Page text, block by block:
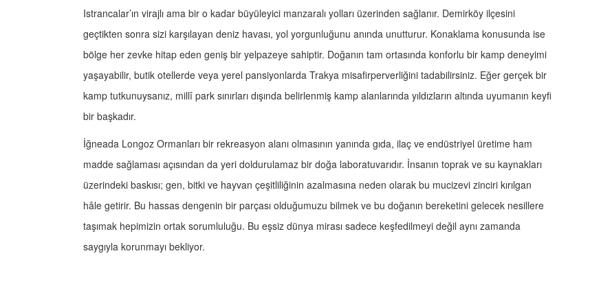
Istrancalar’ın virajlı ama bir o kadar büyüleyici manzaralı yolları üzerinden sağlanır. Demirköy ilçesini
geçtikten sonra sizi karşılayan deniz havası, yol yorgunluğunu anında unutturur. Konaklama konusunda ise
bölge her zevke hitap eden geniş bir yelpazeye sahiptir. Doğanın tam ortasında konforlu bir kamp deneyimi
yaşayabilir, butik otellerde veya yerel pansiyonlarda Trakya misafirperverliğini tadabilirsiniz. Eğer gerçek bir
kamp tutkunuysanız, millî park sınırları dışında belirlenmiş kamp alanlarında yıldızların altında uyumanın keyfi
bir başkadır.
İğneada Longoz Ormanları bir rekreasyon alanı olmasının yanında gıda, ilaç ve endüstriyel üretime ham
madde sağlaması açısından da yeri doldurulamaz bir doğa laboratuvarıdır. İnsanın toprak ve su kaynakları
üzerindeki baskısı; gen, bitki ve hayvan çeşitliliğinin azalmasına neden olarak bu mucizevi zinciri kırılgan
hâle getirir. Bu hassas dengenin bir parçası olduğumuzu bilmek ve bu doğanın bereketini gelecek nesillere
taşımak hepimizin ortak sorumluluğu. Bu eşsiz dünya mirası sadece keşfedilmeyi değil aynı zamanda
saygıyla korunmayı bekliyor.